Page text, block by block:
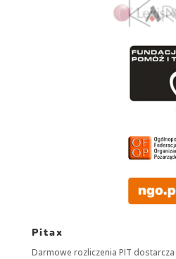
Pitax
Darmowe rozliczenia PIT dostarcza